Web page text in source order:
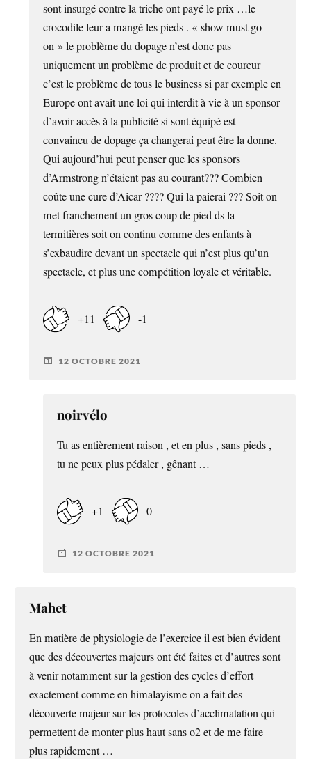
sont insurgé contre la triche ont payé le prix …le
crocodile leur a mangé les pieds . « show must go
on » le problème du dopage n’est donc pas
uniquement un problème de produit et de coureur
c’est le problème de tous le business si par exemple en
Europe ont avait une loi qui interdit à vie à un sponsor
d’avoir accès à la publicité si sont équipé est
convaincu de dopage ça changerai peut être la donne.
Qui aujourd’hui peut penser que les sponsors
d’Armstrong n’étaient pas au courant??? Combien
coûte une cure d’Aicar ???? Qui la paierai ??? Soit on
met franchement un gros coup de pied ds la
termitières soit on continu comme des enfants à
s’exbaudire devant un spectacle qui n’est plus qu’un
spectacle, et plus une compétition loyale et véritable.
+11 -1
12 OCTOBRE 2021
noirvélo
Tu as entièrement raison , et en plus , sans pieds ,
tu ne peux plus pédaler , gênant …
+1 0
12 OCTOBRE 2021
Mahet
En matière de physiologie de l’exercice il est bien évident
que des découvertes majeurs ont été faites et d’autres sont
à venir notamment sur la gestion des cycles d’effort
exactement comme en himalayisme on a fait des
découverte majeur sur les protocoles d’acclimatation qui
permettent de monter plus haut sans o2 et de me faire
plus rapidement …